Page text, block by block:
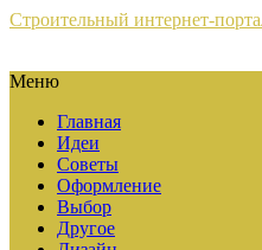
Строительный интернет-
Меню
Главная
Идеи
Советы
Оформление
Выбор
Другое